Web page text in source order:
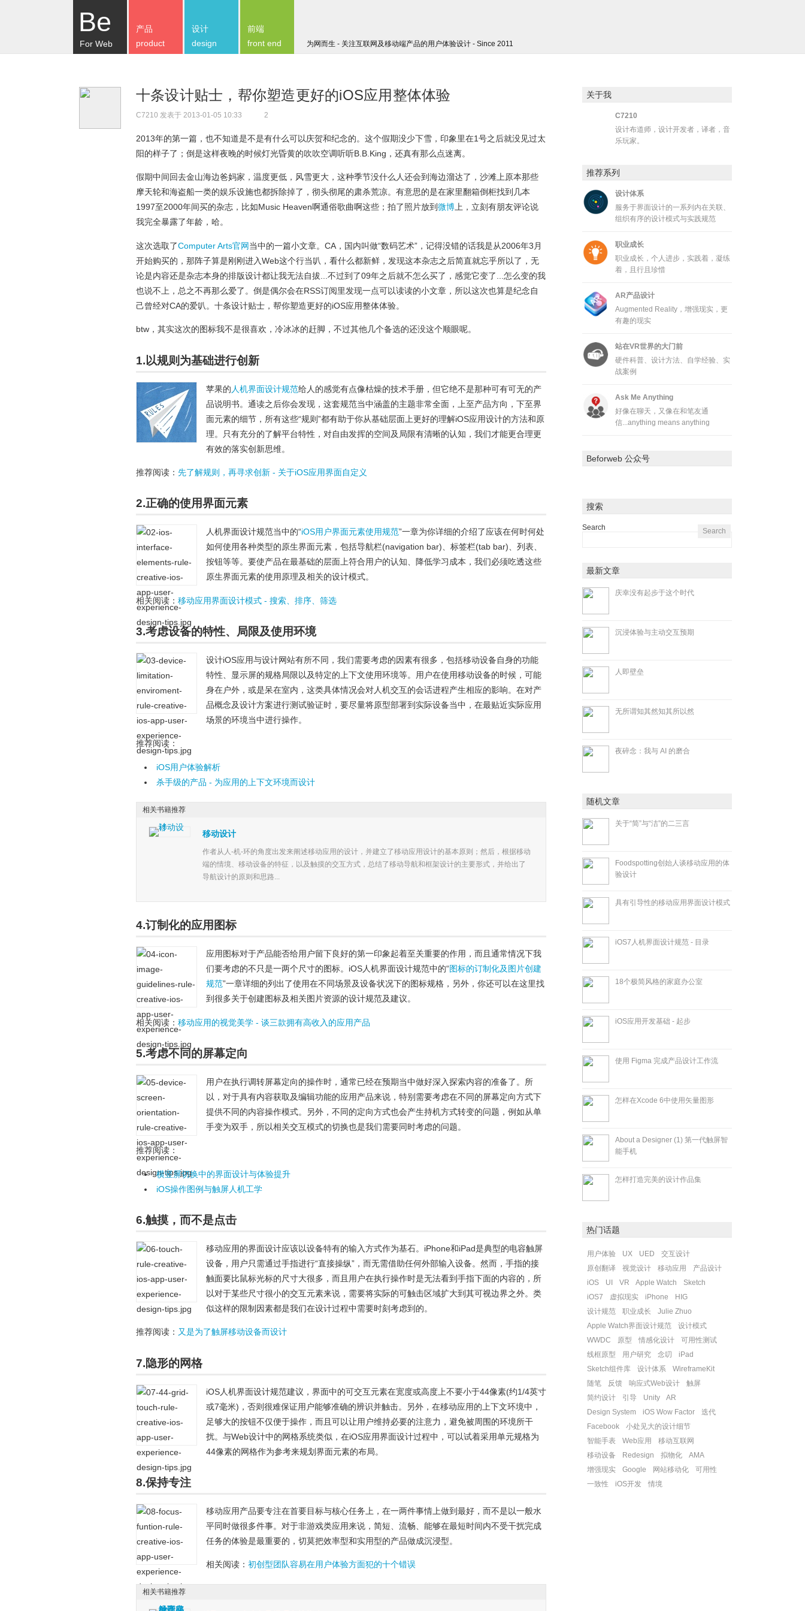
Be
For Web 为网而生 - 关注互联网及移动端产品的用户体验设计 - Since 2011
产品
product
设计
design
前端
front end
十条设计贴士，帮你塑造更好的iOS应用整体体验
C7210 发表于 2013-01-05 10:33 2
2013年的第一篇，也不知道是不是有什么可以庆贺和纪念的。这个假期没少下雪，印象里在1号之后就没见过太
阳的样子了；倒是这样夜晚的时候灯光昏黄的吹吹空调听听B.B.King，还真有那么点迷离。
假期中间回去金山海边爸妈家，温度更低，风雪更大，这种季节没什么人还会到海边溜达了，沙滩上原本那些
摩天轮和海盗船一类的娱乐设施也都拆除掉了，彻头彻尾的肃杀荒凉。有意思的是在家里翻箱倒柜找到几本
1997至2000年间买的杂志，比如Music Heaven啊通俗歌曲啊这些；拍了照片放到微博上，立刻有朋友评论说
我完全暴露了年龄，哈。
这次选取了Computer Arts官网当中的一篇小文章。CA，国内叫做“数码艺术”，记得没错的话我是从2006年3月
开始购买的，那阵子算是刚刚进入Web这个行当叭，看什么都新鲜，发现这本杂志之后简直就忘乎所以了，无
论是内容还是杂志本身的排版设计都让我无法自拔...不过到了09年之后就不怎么买了，感觉它变了...怎么变的我
也说不上，总之不再那么爱了。倒是偶尔会在RSS订阅里发现一点可以读读的小文章，所以这次也算是纪念自
己曾经对CA的爱叭。十条设计贴士，帮你塑造更好的iOS应用整体体验。
btw，其实这次的图标我不是很喜欢，冷冰冰的赶脚，不过其他几个备选的还没这个顺眼呢。
1.以规则为基础进行创新
苹果的 人机界面设计规范给人的感觉有点像枯燥的技术手册，但它绝不是那种可有可无的产
品说明书。通读之后你会发现，这套规范当中涵盖的主题非常全面，上至产品方向，下至界
面元素的细节，所有这些“规则”都有助于你从基础层面上更好的理解iOS应用设计的方法和原
理。只有充分的了解平台特性，对自由发挥的空间及局限有清晰的认知，我们才能更合理更
有效的落实创新思维。
推荐阅读： 先了解规则，再寻求创新 - 关于iOS应用界面自定义
2.正确的使用界面元素
人机界面设计规范当中的“iOS用户界面元素使用规范”一章为你详细的介绍了应该在何时何处
如何使用各种类型的原生界面元素，包括导航栏(navigation bar)、标签栏(tab bar)、列表、
按钮等等。要使产品在最基础的层面上符合用户的认知、降低学习成本，我们必须吃透这些
原生界面元素的使用原理及相关的设计模式。
相关阅读： 移动应用界面设计模式 - 搜索、排序、筛选
3.考虑设备的特性、局限及使用环境
设计iOS应用与设计网站有所不同，我们需要考虑的因素有很多，包括移动设备自身的功能
特性、显示屏的规格局限以及特定的上下文使用环境等。用户在使用移动设备的时候，可能
身在户外，或是呆在室内，这类具体情况会对人机交互的会话进程产生相应的影响。在对产
品概念及设计方案进行测试验证时，要尽量将原型部署到实际设备当中，在最贴近实际应用
场景的环境当中进行操作。
推荐阅读：
iOS用户体验解析
杀手级的产品 - 为应用的上下文环境而设计
移动设计
作者从人-机-环的角度出发来阐述移动应用的设计，并建立了移动应用设计的基本原则；然后，根据移动
端的情境、移动设备的特征，以及触摸的交互方式，总结了移动导航和框架设计的主要形式，并给出了
导航设计的原则和思路...
相关书籍推荐
4.订制化的应用图标
应用图标对于产品能否给用户留下良好的第一印象起着至关重要的作用，而且通常情况下我
们要考虑的不只是一两个尺寸的图标。iOS人机界面设计规范中的“图标的订制化及图片创建
规范”一章详细的列出了使用在不同场景及设备状况下的图标规格，另外，你还可以在这里找
到很多关于创建图标及相关图片资源的设计规范及建议。
相关阅读： 移动应用的视觉美学 - 谈三款拥有高收入的应用产品
5.考虑不同的屏幕定向
用户在执行调转屏幕定向的操作时，通常已经在预期当中做好深入探索内容的准备了。所
以，对于具有内容获取及编辑功能的应用产品来说，特别需要考虑在不同的屏幕定向方式下
提供不同的内容操作模式。另外，不同的定向方式也会产生持机方式转变的问题，例如从单
手变为双手，所以相关交互模式的切换也是我们需要同时考虑的问题。
推荐阅读：
横竖屏切换中的界面设计与体验提升
iOS操作图例与触屏人机工学
6.触摸，而不是点击
移动应用的界面设计应该以设备特有的输入方式作为基石。iPhone和iPad是典型的电容触屏
设备，用户只需通过手指进行“直接操纵”，而无需借助任何外部输入设备。然而，手指的接
触面要比鼠标光标的尺寸大很多，而且用户在执行操作时是无法看到手指下面的内容的，所
以对于某些尺寸很小的交互元素来说，需要将实际的可触击区域扩大到其可视边界之外。类
似这样的限制因素都是我们在设计过程中需要时刻考虑到的。
推荐阅读： 又是为了触屏移动设备而设计
7.隐形的网格
iOS人机界面设计规范建议，界面中的可交互元素在宽度或高度上不要小于44像素(约1/4英寸
或7毫米)，否则很难保证用户能够准确的辨识并触击。另外，在移动应用的上下文环境中，
足够大的按钮不仅便于操作，而且可以让用户维持必要的注意力，避免被周围的环境所干
扰。与Web设计中的网格系统类似，在iOS应用界面设计过程中，可以试着采用单元规格为
44像素的网格作为参考来规划界面元素的布局。
8.保持专注
移动应用产品要专注在首要目标与核心任务上，在一两件事情上做到最好，而不是以一般水
平同时做很多件事。对于非游戏类应用来说，简短、流畅、能够在最短时间内不受干扰完成
任务的体验是最重要的，切莫把效率型和实用型的产品做成沉浸型。
相关阅读： 初创型团队容易在用户体验方面犯的十个错误
相关书籍推荐
关于我
C7210
设计布道师，设计开发者，译者，音
乐玩家。
推荐系列
设计体系
服务于界面设计的一系列内在关联、
组织有序的设计模式与实践规范
职业成长
职业成长，个人进步，实践着，凝练
着，且行且珍惜
AR产品设计
Augmented Reality，增强现实，更
有趣的现实
站在VR世界的大门前
硬件科普、设计方法、自学经验、实
战案例
Ask Me Anything
好像在聊天，又像在和笔友通
信...anything means anything
Beforweb 公众号
搜索
Search
最新文章
庆幸没有起步于这个时代
沉浸体验与主动交互预期
人即壁垒
无所谓知其然知其所以然
夜碎念：我与 AI 的磨合
随机文章
关于“简”与“洁”的二三言
Foodspotting创始人谈移动应用的体
验设计
具有引导性的移动应用界面设计模式
iOS7人机界面设计规范 - 目录
18个极简风格的家庭办公室
iOS应用开发基础 - 起步
使用 Figma 完成产品设计工作流
怎样在Xcode 6中使用矢量图形
About a Designer (1) 第一代触屏智
能手机
怎样打造完美的设计作品集
热门话题
用户体验 UX UED
交互设计
原创翻译
视觉设计 移动应用
产品设计
iOS
UI VR Apple Watch
Sketch
iOS7
虚拟现实 iPhone
HIG
设计规范
职业成长
Julie Zhuo
Apple Watch界面设计规范
设计模式
WWDC
原型 情感化设计
可用性测试
线框原型
用户研究 念叨
iPad
Sketch组件库
设计体系
WireframeKit
随笔
反馈 响应式Web设计
触屏
简约设计
引导 Unity
AR
Design System
iOS Wow Factor
迭代
Facebook
小处见大的设计细节
智能手表
Web应用
移动互联网
移动设备
Redesign 拟物化
AMA
增强现实
Google 网站移动化
可用性
一致性
iOS开发 情境